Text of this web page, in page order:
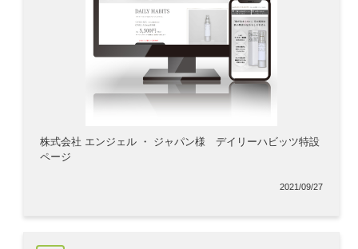
株式会社 エンジェル ・ ジャパン様 デイリーハビッツ特設
ページ
2021/09/27